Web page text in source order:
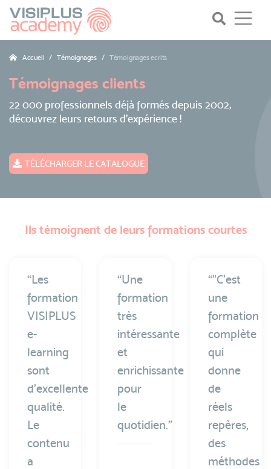
Accueil Témoignages Témoignages ecrits
Témoignages clients
22 000 professionnels déjà formés depuis 2002,
découvrez leurs retours d’expérience !
TÉLÉCHARGER LE CATALOGUE
Ils témoignent de leurs formations courtes
“Les
formation
VISIPLUS
e-
learning
sont
d’excellente
qualité.
Le
contenu
a
“Une
formation
très
intéressante
et
enrichissante
pour
le
quotidien.”
“"C’est
une
formation
complète
qui
donne
de
réels
repères,
des
méthodes